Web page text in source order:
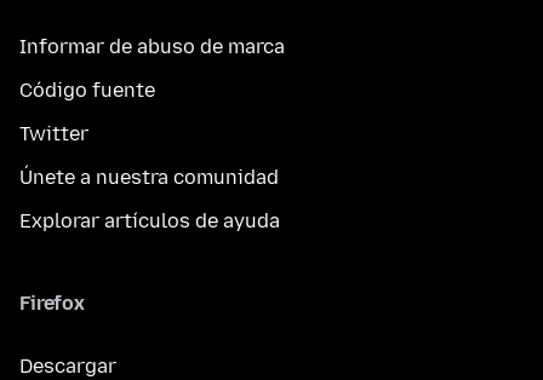
Informar de abuso de marca
Código fuente
Twitter
Únete a nuestra comunidad
Explorar artículos de ayuda
Firefox
Descargar